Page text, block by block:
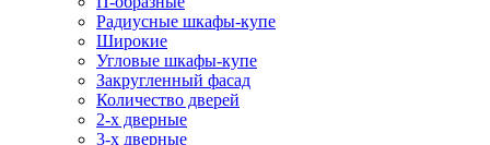
Радиусные шкафы-купе
Широкие
Угловые шкафы-купе
Закругленный фасад
Количество дверей
2-х дверные
3-х дверные